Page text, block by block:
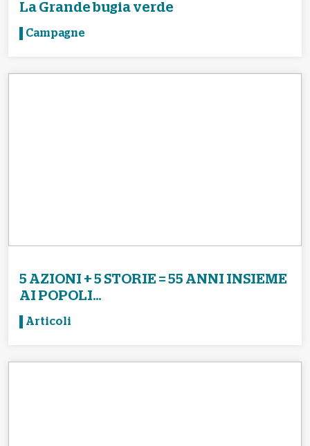
La Grande bugia verde
Campagne
5 AZIONI + 5 STORIE = 55 ANNI INSIEME
AI POPOLI...
Articoli